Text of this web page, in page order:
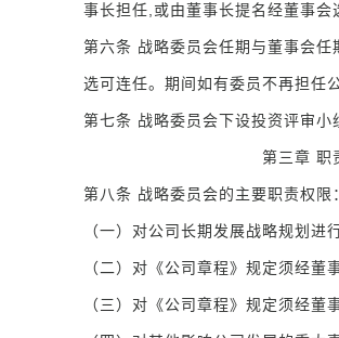
事长担任,或由董事长提名经董事会
第六条 战略委员会任期与董事会任
选可连任。期间如有委员不再担任
第七条 战略委员会下设投资评审小
第三章 职责
第八条 战略委员会的主要职责权限：
（一）对公司长期发展战略规划进行
（二）对《公司章程》规定须经董
（三）对《公司章程》规定须经董